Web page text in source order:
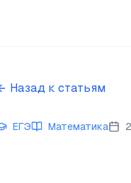
Назад к статьям
ЕГЭ Математика